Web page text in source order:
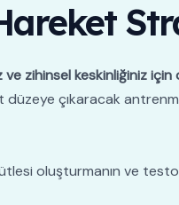
ve zihinsel keskinliğiniz
düzeye çıkaracak
oluşturmanın ve